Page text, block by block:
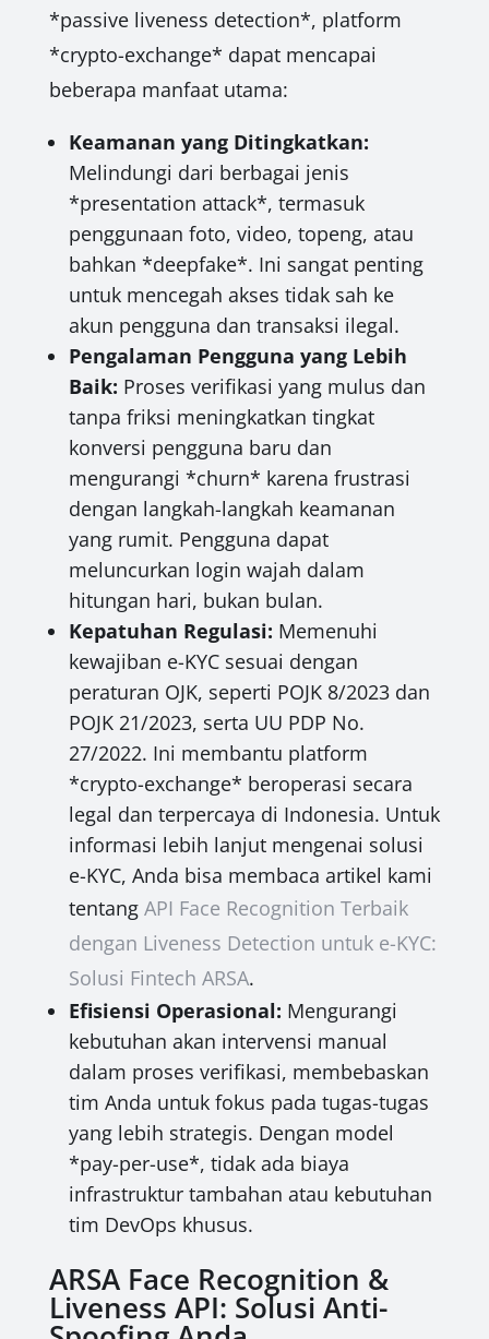
*passive liveness detection*, platform
*crypto-exchange* dapat mencapai
beberapa manfaat utama:
Keamanan yang Ditingkatkan:
Melindungi dari berbagai jenis
*presentation attack*, termasuk
penggunaan foto, video, topeng, atau
bahkan *deepfake*. Ini sangat penting
untuk mencegah akses tidak sah ke
akun pengguna dan transaksi ilegal.
Pengalaman Pengguna yang Lebih
Baik: Proses verifikasi yang mulus dan
tanpa friksi meningkatkan tingkat
konversi pengguna baru dan
mengurangi *churn* karena frustrasi
dengan langkah-langkah keamanan
yang rumit. Pengguna dapat
meluncurkan login wajah dalam
hitungan hari, bukan bulan.
Kepatuhan Regulasi: Memenuhi
kewajiban e-KYC sesuai dengan
peraturan OJK, seperti POJK 8/2023 dan
POJK 21/2023, serta UU PDP No.
27/2022. Ini membantu platform
*crypto-exchange* beroperasi secara
legal dan terpercaya di Indonesia. Untuk
informasi lebih lanjut mengenai solusi
e-KYC, Anda bisa membaca artikel kami
tentang API Face Recognition Terbaik
dengan Liveness Detection untuk e-KYC:
Solusi Fintech ARSA.
Efisiensi Operasional: Mengurangi
kebutuhan akan intervensi manual
dalam proses verifikasi, membebaskan
tim Anda untuk fokus pada tugas-tugas
yang lebih strategis. Dengan model
*pay-per-use*, tidak ada biaya
infrastruktur tambahan atau kebutuhan
tim DevOps khusus.
ARSA Face Recognition &
Liveness API: Solusi Anti-